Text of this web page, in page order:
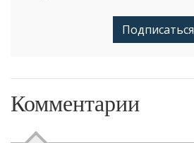
Подписаться
Комментарии